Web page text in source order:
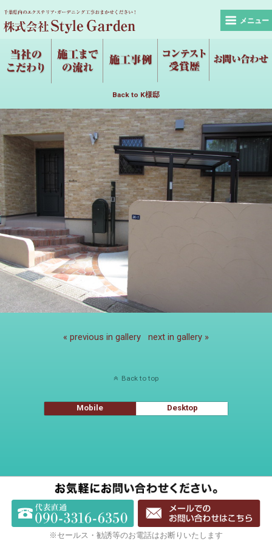
メニュー
Back to K様邸
« previous in gallery next in gallery »
Back to top
Mobile Desktop
※セールス・勧誘等のお電話はお断りいたします